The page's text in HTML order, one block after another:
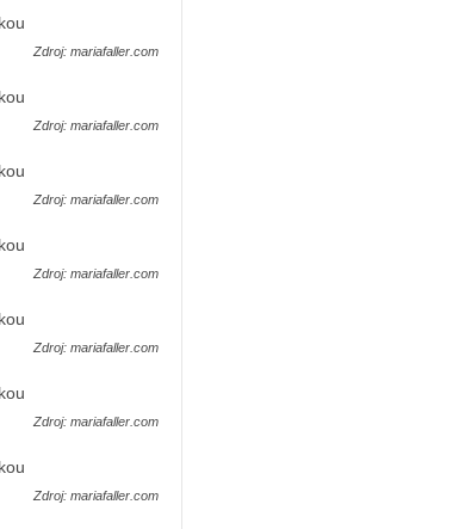
Zdroj: mariafaller.com
Zdroj: mariafaller.com
Zdroj: mariafaller.com
Zdroj: mariafaller.com
Zdroj: mariafaller.com
Zdroj: mariafaller.com
Zdroj: mariafaller.com